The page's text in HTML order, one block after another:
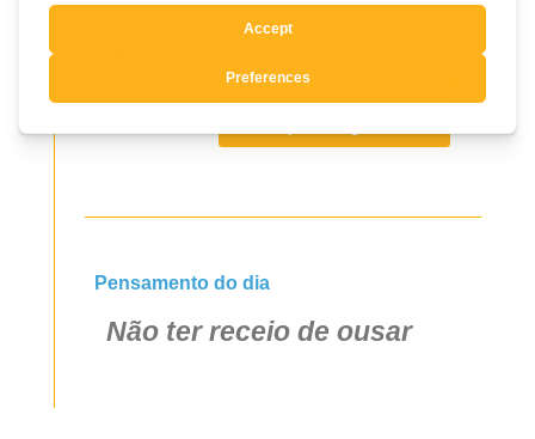
Pensamento do dia
Não ter receio de ousar